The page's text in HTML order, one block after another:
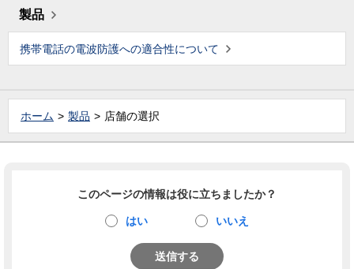
製品
携帯電話の電波防護への適合性について
ホーム 製品 店舗の選択
このページの情報は役に立ちましたか？
はい いいえ
送信する